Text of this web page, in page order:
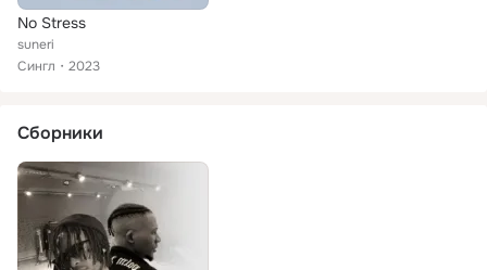
No Stress
suneri
Сингл
2023
Сборники